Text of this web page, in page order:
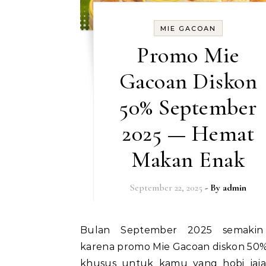
MIE GACOAN
Promo Mie
Gacoan Diskon
50% September
2025 — Hemat
Makan Enak
September 22, 2025 - By admin
Bulan September 2025 semakin seru
karena promo Mie Gacoan diskon
khusus untuk kamu yang hobi
Link cepat ke halaman lainnya